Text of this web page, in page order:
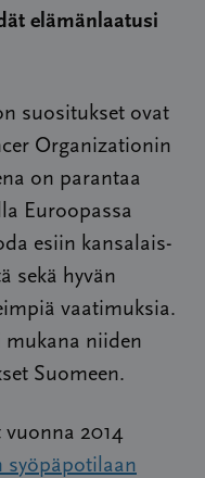
elämänlaatusi
suositukset ovat
Organizationin
on parantaa
Euroopassa
esiin kansalais-
sekä hyvän
vaatimuksia.
mukana niiden
Suomeen.
2014
syöpäpotilaan